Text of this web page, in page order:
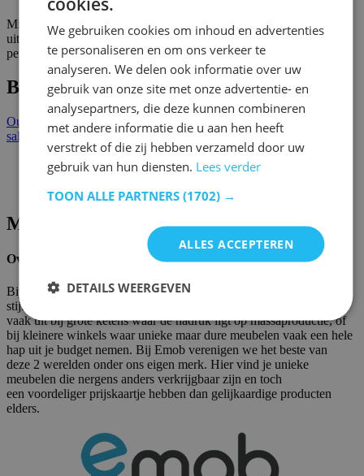
Mis de kans niet om je leefruimte te transformeren met onze
uitzonderlijke salontafel. Bestel hem vandaag nog en ervaar de
perfecte mix van stijl, functionaliteit en duurzaamheid.
Bekijk meer
Outlet Tafels outlet Salontafels outlet TafelsSalontafels
salontafels
Merkeninformatie
Over Emob
Bij Emob vinden we dat iedereen het recht heeft om zijn woning
stijlvol in te richten. Wie op zoek is naar een nieuw interieur, komt
vaak uit bij grote ketens waar de nadruk ligt op massaproductie, of
bij kleinere winkels waar unieke maar dure meubelen vaak een hele
hap uit je budget nemen. Bij Emob verenigen we het beste van
deze 2 werelden onder ons eigen merk. Hier vind je unieke
meubelen die nergens anders verkrijgbaar zijn en toch
een voordeliger prijskaartje hebben dan gelijkaardige producten
elders.
We gebruiken cookies om inhoud en advertenties
te personaliseren en om ons verkeer te
analyseren. We delen ook informatie over uw
gebruik van onze site met onze advertentie- en
analysepartners, die deze kunnen combineren
met andere informatie die u aan hen heeft
verstrekt of die zij hebben verzameld door uw
gebruik van hun diensten. Lees verder
TOON ALLE PARTNERS (1702) →
ALLES ACCEPTEREN
DETAILS WEERGEVEN